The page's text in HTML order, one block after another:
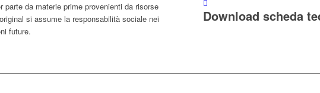
parte da materie prime provenienti da risorse
si assume la responsabilità sociale nei
future.
Download scheda